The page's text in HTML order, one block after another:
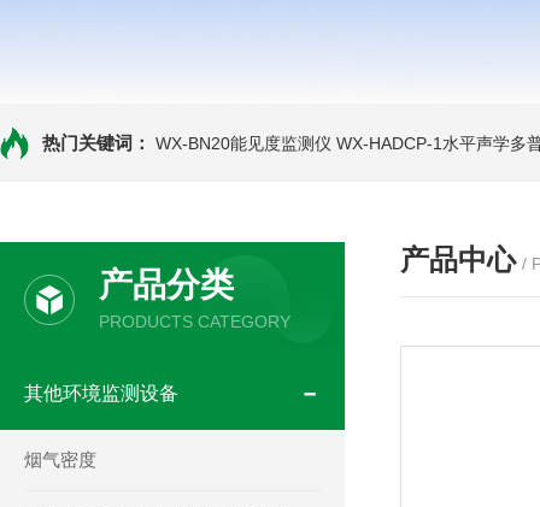
热门关键词： WX-BN20能见度监测仪 WX-HADCP-1水平声学多
产品分类
PRODUCTS CATEGORY
其他环境监测设备
烟气密度
产品中心 /